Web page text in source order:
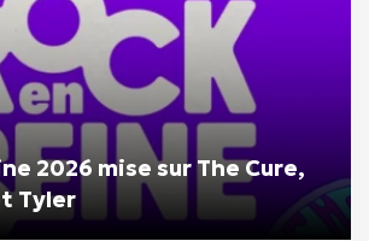
2026 mise sur The Cure,
Tyler